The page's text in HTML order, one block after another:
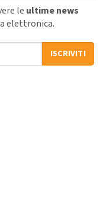
le ultime news
elettronica.
ISCRIVITI